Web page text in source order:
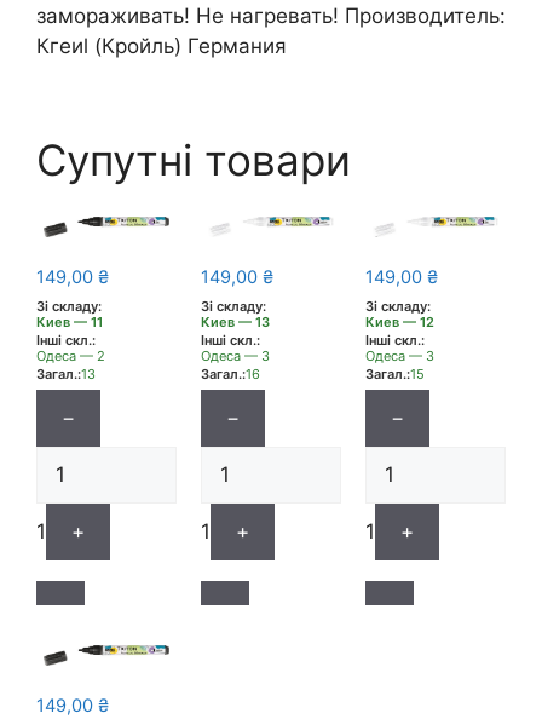
замораживать! Не нагревать! Производитель:
Кгеиl (Кройль) Германия
Супутні товари
149,00 ₴
Зі складу:
Киев — 11
Інші скл.:
Одеса — 2
Загал.:13
−
1 +
149,00 ₴
Зі складу:
Киев — 13
Інші скл.:
Одеса — 3
Загал.:16
−
1 +
149,00 ₴
Зі складу:
Киев — 12
Інші скл.:
Одеса — 3
Загал.:15
−
1 +
149,00 ₴